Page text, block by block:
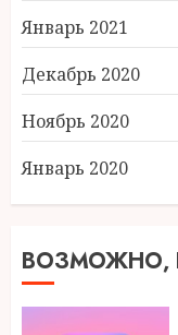
Январь 2021
Декабрь 2020
Ноябрь 2020
Январь 2020
ВОЗМОЖНО,